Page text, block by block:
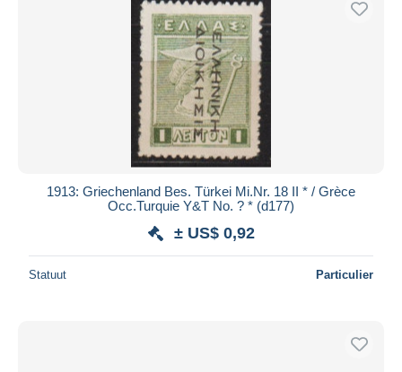
1913: Griechenland Bes. Türkei Mi.Nr. 18 II * / Grèce
Occ.Turquie Y&T No. ? * (d177)
± US$ 0,92
Statuut Particulier